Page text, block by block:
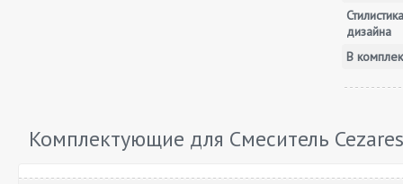
Стилистика
дизайна
В
Комплектующие для Смеситель